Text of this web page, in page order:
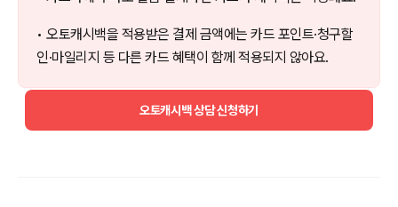
• 오토캐시백을 적용받은 결제 금액에는 카드 포인트·청구할
인·마일리지 등 다른 카드 혜택이 함께 적용되지 않아요.
오토캐시백 상담 신청하기